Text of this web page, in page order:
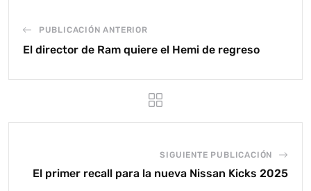
PUBLICACIÓN ANTERIOR
El director de Ram quiere el Hemi de regreso
SIGUIENTE PUBLICACIÓN
El primer recall para la nueva Nissan Kicks 2025